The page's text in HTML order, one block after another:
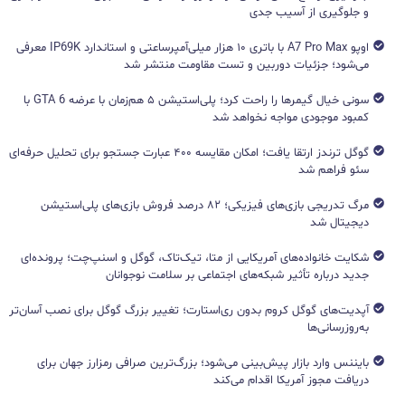
و جلوگیری از آسیب جدی
اوپو A7 Pro Max با باتری ۱۰ هزار میلی‌آمپرساعتی و استاندارد IP69K معرفی
می‌شود؛ جزئیات دوربین و تست مقاومت منتشر شد
سونی خیال گیمرها را راحت کرد؛ پلی‌استیشن ۵ هم‌زمان با عرضه GTA 6 با
کمبود موجودی مواجه نخواهد شد
گوگل ترندز ارتقا یافت؛ امکان مقایسه ۴۰۰ عبارت جستجو برای تحلیل حرفه‌ای
سئو فراهم شد
مرگ تدریجی بازی‌های فیزیکی؛ ۸۲ درصد فروش بازی‌های پلی‌استیشن
دیجیتال شد
شکایت خانواده‌های آمریکایی از متا، تیک‌تاک، گوگل و اسنپ‌چت؛ پرونده‌ای
جدید درباره تأثیر شبکه‌های اجتماعی بر سلامت نوجوانان
آپدیت‌های گوگل کروم بدون ری‌استارت؛ تغییر بزرگ گوگل برای نصب آسان‌تر
به‌روزرسانی‌ها
بایننس وارد بازار پیش‌بینی می‌شود؛ بزرگ‌ترین صرافی رمزارز جهان برای
دریافت مجوز آمریکا اقدام می‌کند